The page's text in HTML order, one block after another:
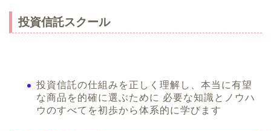
投資信託スクール
投資信託の仕組みを正しく理解し、本当に有望
な商品を的確に選ぶために 必要な知識とノウハ
ウのすべてを初歩から体系的に学びます